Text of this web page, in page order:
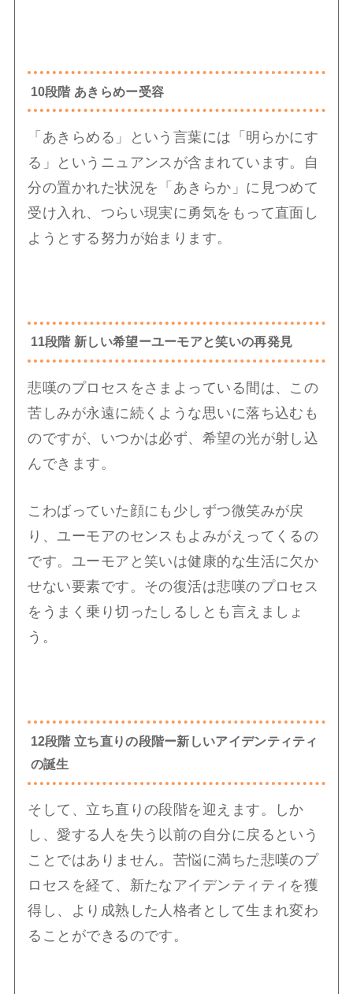
10段階 あきらめー受容
「あきらめる」という言葉には「明らかにす
る」というニュアンスが含まれています。自
分の置かれた状況を「あきらか」に見つめて
受け入れ、つらい現実に勇気をもって直面し
ようとする努力が始まります。
11段階 新しい希望ーユーモアと笑いの再発見
悲嘆のプロセスをさまよっている間は、この
苦しみが永遠に続くような思いに落ち込むも
のですが、いつかは必ず、希望の光が射し込
んできます。
こわばっていた顔にも少しずつ微笑みが戻
り、ユーモアのセンスもよみがえってくるの
です。ユーモアと笑いは健康的な生活に欠か
せない要素です。その復活は悲嘆のプロセス
をうまく乗り切ったしるしとも言えましょ
う。
12段階 立ち直りの段階ー新しいアイデンティティ
の誕生
そして、立ち直りの段階を迎えます。しか
し、愛する人を失う以前の自分に戻るという
ことではありません。苦悩に満ちた悲嘆のプ
ロセスを経て、新たなアイデンティティを獲
得し、より成熟した人格者として生まれ変わ
ることができるのです。